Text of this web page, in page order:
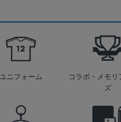
ユニフォーム
コラボ・メモリ
ズ